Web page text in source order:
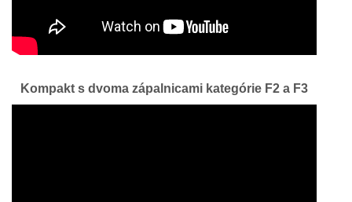
Kompakt s dvoma zápalnicami kategórie F2 a F3